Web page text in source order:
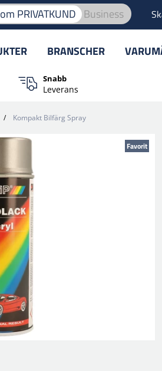
PRIVATKUND Business
BRANSCHER
Snabb
Leverans
/ Kompakt Bilfärg Spray
Favorit